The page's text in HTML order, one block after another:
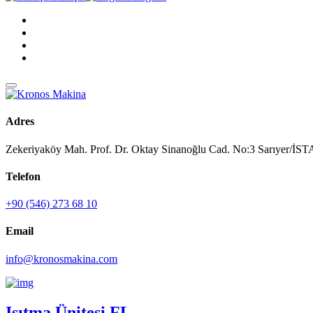
Adres
Zekeriyaköy Mah. Prof. Dr. Oktay Sinanoğlu Cad. No:3 Sarıyer/
Telefon
+90 (546) 273 68 10
Email
info@kronosmakina.com